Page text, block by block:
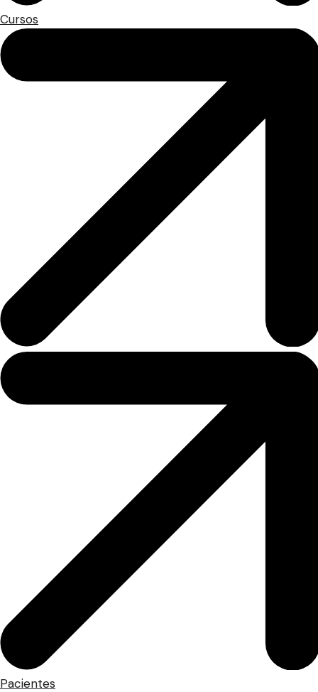
Cursos
Pacientes